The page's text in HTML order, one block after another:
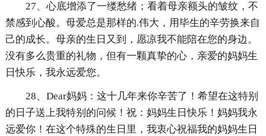
27、心底增添了一缕愁绪；看着母亲额头的皱纹，不
禁感到心酸。母爱总是那样的.伟大，用毕生的辛劳换来自
己的成长。母亲的生日又到，愿凉我不能陪在您的身边。
没有多么贵重的礼物，但有一颗真挚的心，亲爱的妈妈生
日快乐，我永远爱您。
28、Dear妈妈：这十几年来你辛苦了！希望在这特别
的日子送上我特别的问候！祝：妈妈生日快乐！妈妈我永
远爱你！在这个特殊的生日里，我衷心祝福我的妈妈生日